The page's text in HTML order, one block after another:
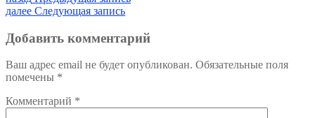
по
записям
запись:
далее Следующая
Следующая запись
Добавить комментарий
Ваш адрес email не будет опубликован. Обязательные поля
помечены *
Комментарий *